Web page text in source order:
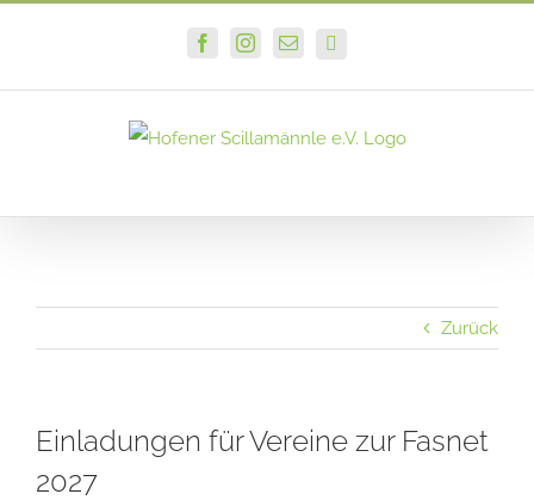
springen
FacebookInstagram
E-
PayPal
Zurück
Einladungen für Vereine zur Fasnet
2027